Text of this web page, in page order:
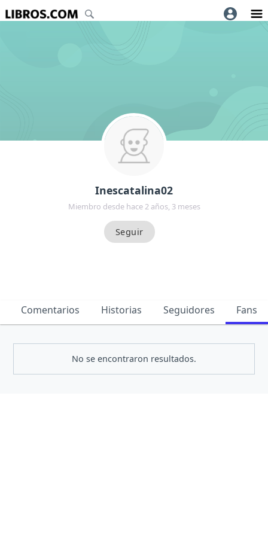
Inescatalina02
Miembro desde hace 2 años, 3 meses
Comentarios Historias Seguidores Fans
No se encontraron resultados.